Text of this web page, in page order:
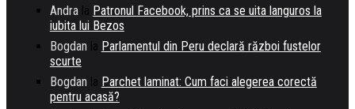
Andrala Patronul Facebook, prins ca se uita languros la
iubita lui Bezos
Bogdan la Parlamentul din Peru declară război fustelor
scurte
Bogdan la Parchet laminat: Cum faci alegerea corectă
pentru acasă?